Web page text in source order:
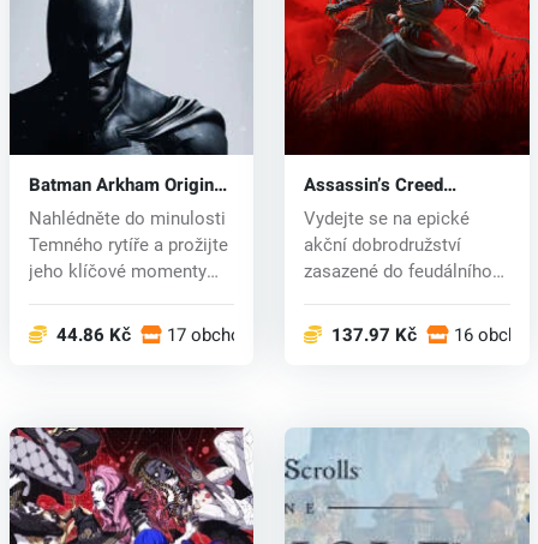
Batman Arkham Origins
(PC) CD key
Nahlédněte do minulosti
Temného rytíře a prožijte
jeho klíčové momenty
44.86 Kč 17 obchodech
Assassin’s Creed
Shadows (PC) key
Vydejte se na epické
akční dobrodružství
zasazené do feudálního
137.97 Kč 16